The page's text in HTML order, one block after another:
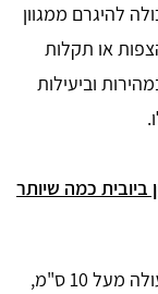
להיגרם ממגוון
או תקלות
וביעילות
כמה שיותר
כאשר גובה פני המים עולה מעל 10 ס"מ,